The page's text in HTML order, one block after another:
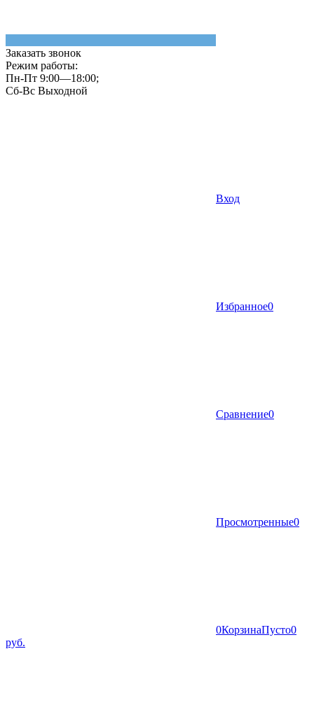
Заказать звонок
Режим работы:
Пн-Пт 9:00—18:00;
Сб-Вс Выходной
Вход
Избранное0
Сравнение0
Просмотренные0
0КорзинаПусто0
руб.